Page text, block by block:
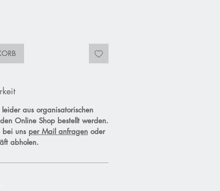
leider aus organisatorischen
Online Shop bestellt werden.
bei uns per Mail anfragen oder
abholen.